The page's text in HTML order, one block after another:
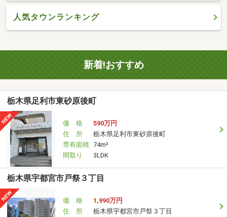
人気タウンランキング
新着!おすすめ
栃木県足利市東砂原後町
価 格
590万円
住 所
栃木県足利市東砂原後町
専有面積 74m²
間取り
3LDK
栃木県宇都宮市戸祭３丁目
価 格
1,990万円
住 所
栃木県宇都宮市戸祭３丁目